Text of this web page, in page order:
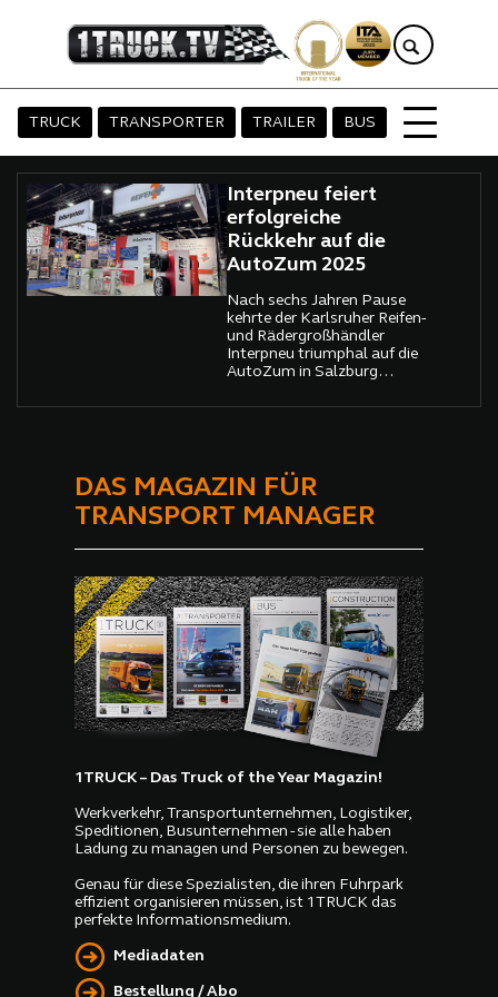
TRUCK TRANSPORTER TRAILER BUS
Interpneu feiert
erfolgreiche
Rückkehr auf die
AutoZum 2025
Nach sechs Jahren Pause
kehrte der Karlsruher Reifen-
und Rädergroßhändler
Interpneu triumphal auf die
AutoZum in Salzburg
Januar 2025 nutzte das
erweitertes Platin-
Sommerreifensortiment für
Pkw und Vans sowie das
vorzustellen. In Halle 10,
Besucher die Neuheiten aus
erster Hand erleben und sich
über das umfangreiche
Angebot informieren.
DAS MAGAZIN FÜR
TRANSPORT MANAGER
1TRUCK – Das Truck of the Year Magazin!
Werkverkehr, Transportunternehmen, Logistiker,
Speditionen, Busunternehmen - sie alle haben
Ladung zu managen und Personen zu bewegen.
Genau für diese Spezialisten, die ihren Fuhrpark
effizient organisieren müssen, ist 1TRUCK das
perfekte Informationsmedium.
Mediadaten
Bestellung / Abo